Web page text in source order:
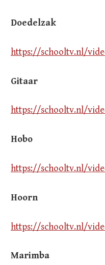
Doedelzak
https://schooltv.nl/
Gitaar
https://schooltv.nl/
Hobo
https://schooltv.nl/
Hoorn
https://schooltv.nl/
Marimba